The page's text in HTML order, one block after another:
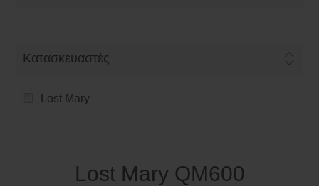
Κατασκευαστές
Lost Mary
Lost Mary QM600